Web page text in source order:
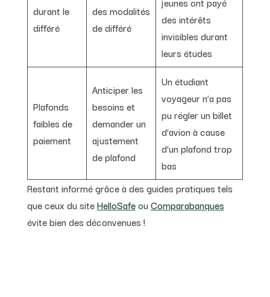
durant le
différé
des modalités
de différé
des intérêts
invisibles durant
leurs études
Plafonds
faibles de
paiement
Anticiper les
besoins et
demander un
ajustement
de plafond
Un étudiant
voyageur n’a pas
pu régler un billet
d’avion à cause
d’un plafond trop
bas
Restant informé grâce à des guides pratiques tels
que ceux du siteHelloSafeou Comparabanques
évite bien des déconvenues !